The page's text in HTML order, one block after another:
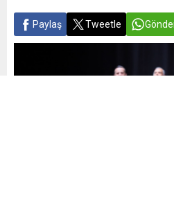
Paylaş Tweetle